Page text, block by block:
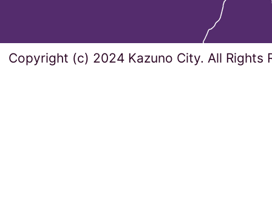
Copyright (c) 2024 Kazuno City. All Rights